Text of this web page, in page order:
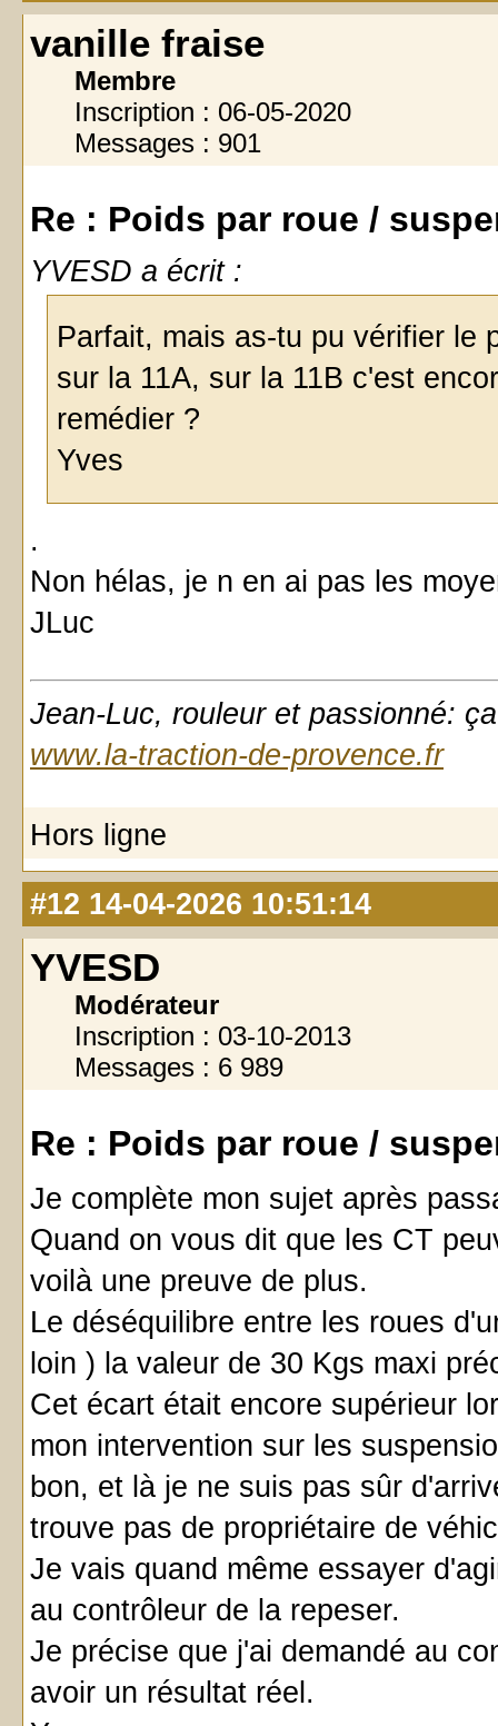
vanille fraise
Membre
Inscription : 06-05-2020
Messages : 901
Re : Poids par roue /
YVESD a écrit :
Parfait, mais as-tu pu vérifier le
sur la 11A, sur la 11B c'est
remédier ?
Yves
.
Non hélas, je n en ai pas les
JLuc
Jean-Luc, rouleur et passionné:
www.la-traction-de-provence.fr
Hors ligne
#12 14-04-2026 10:51:14
YVESD
Modérateur
Inscription : 03-10-2013
Messages : 6 989
Re : Poids par roue /
Je complète mon sujet après
Quand on vous dit que les CT
voilà une preuve de plus.
Le déséquilibre entre les roues
loin ) la valeur de 30 Kgs maxi
Cet écart était encore supérieur
mon intervention sur les
bon, et là je ne suis pas sûr
trouve pas de propriétaire de
Je vais quand même essayer
au contrôleur de la repeser.
Je précise que j'ai demandé au
avoir un résultat réel.